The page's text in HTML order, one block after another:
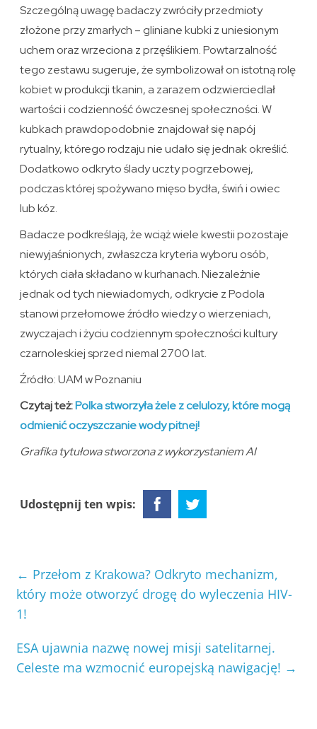
Szczególną uwagę badaczy zwróciły przedmioty
złożone przy zmarłych – gliniane kubki z uniesionym
uchem oraz wrzeciona z przęślikiem. Powtarzalność
tego zestawu sugeruje, że symbolizował on istotną rolę
kobiet w produkcji tkanin, a zarazem odzwierciedlał
wartości i codzienność ówczesnej społeczności. W
kubkach prawdopodobnie znajdował się napój
rytualny, którego rodzaju nie udało się jednak określić.
Dodatkowo odkryto ślady uczty pogrzebowej,
podczas której spożywano mięso bydła, świń i owiec
lub kóz.
Badacze podkreślają, że wciąż wiele kwestii pozostaje
niewyjaśnionych, zwłaszcza kryteria wyboru osób,
których ciała składano w kurhanach. Niezależnie
jednak od tych niewiadomych, odkrycie z Podola
stanowi przełomowe źródło wiedzy o wierzeniach,
zwyczajach i życiu codziennym społeczności kultury
czarnoleskiej sprzed niemal 2700 lat.
Źródło: UAM w Poznaniu
Czytaj też:Polka stworzyła żele z celulozy, które mogą
odmienić oczyszczanie wody pitnej!
Grafika tytułowa stworzona z wykorzystaniem AI
Udostępnij ten wpis:
← Przełom z Krakowa? Odkryto mechanizm,
który może otworzyć drogę do wyleczenia HIV-
1!
ESA ujawnia nazwę nowej misji satelitarnej.
Celeste ma wzmocnić europejską nawigację! →